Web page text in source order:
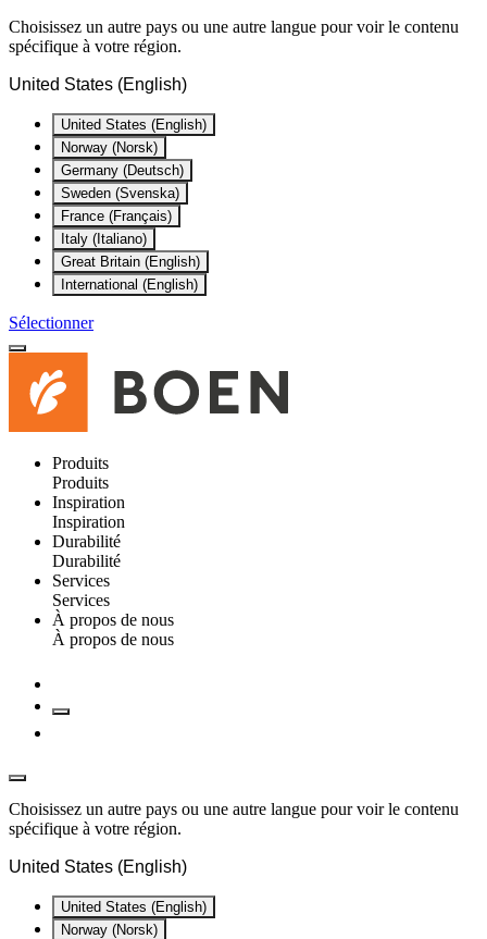
Choisissez un autre pays ou une autre langue pour voir le contenu
spécifique à votre région.
United States (English)
United States (English)
Norway (Norsk)
Germany (Deutsch)
Sweden (Svenska)
France (Français)
Italy (Italiano)
Great Britain (English)
International (English)
Sélectionner
Produits
Produits
Inspiration
Inspiration
Durabilité
Durabilité
Services
Services
À propos de nous
À propos de nous
Choisissez un autre pays ou une autre langue pour voir le contenu
spécifique à votre région.
United States (English)
United States (English)
Norway (Norsk)